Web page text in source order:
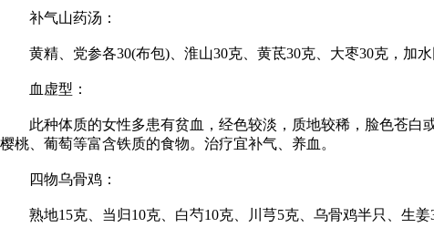
补气山药汤：
黄精、党参各30(布包)、淮山30克、黄茋30克、大枣30克，加水
血虚型：
此种体质的女性多患有贫血，经色较淡，质地较稀，脸色苍白或
樱桃、葡萄等富含铁质的食物。治疗宜补气、养血。
四物乌骨鸡：
熟地15克、当归10克、白芍10克、川芎5克、乌骨鸡半只、生姜